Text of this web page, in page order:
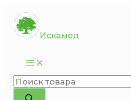
Перейти
содержимому
Искамед
Поиск
товаров